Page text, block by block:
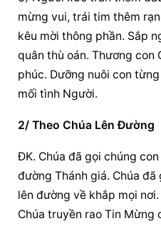
mừng vui, trái tim thêm
kêu mời thông phần. Sắp
quân thù oán. Thương con
phúc. Dưỡng nuôi con
mối tình Người.
2/ Theo Chúa Lên Đường
ĐK. Chúa đã gọi chúng
đường Thánh giá. Chúa
lên đường về khắp mọi
Chúa truyền rao Tin Mừng